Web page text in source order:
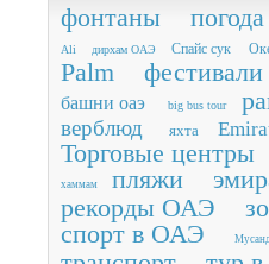
фонтаны
Ali дирхам ОАЭ Спайс сук
Palm
фестивали
башни оаэ big bus tour
верблюд яхта
Торговые центры
хаммам пляжи
рекорды ОАЭ
спорт в ОАЭ